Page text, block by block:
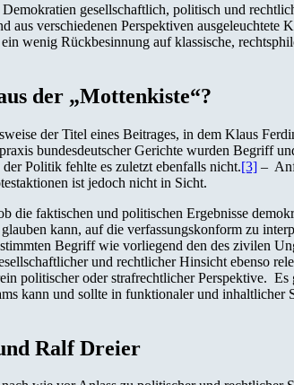
gesellschaftlich, politisch und
aus verschiedenen Perspektiven
wenig Rückbesinnung auf klassische,
der „Mottenkiste“?
der Titel eines Beitrages, in dem Klaus
bundesdeutscher Gerichte wurden Begriff
Politik fehlte es zuletzt ebenfalls nicht.[3] –
ist jedoch nicht in Sicht.
die faktischen und politischen Ergebnisse
kann, auf die verfassungskonform zu
Begriff wie vorliegend den des zivilen
und rechtlicher Hinsicht ebenso
politischer oder strafrechtlicher Perspektive.
kann und sollte in funktionaler und
Ralf Dreier